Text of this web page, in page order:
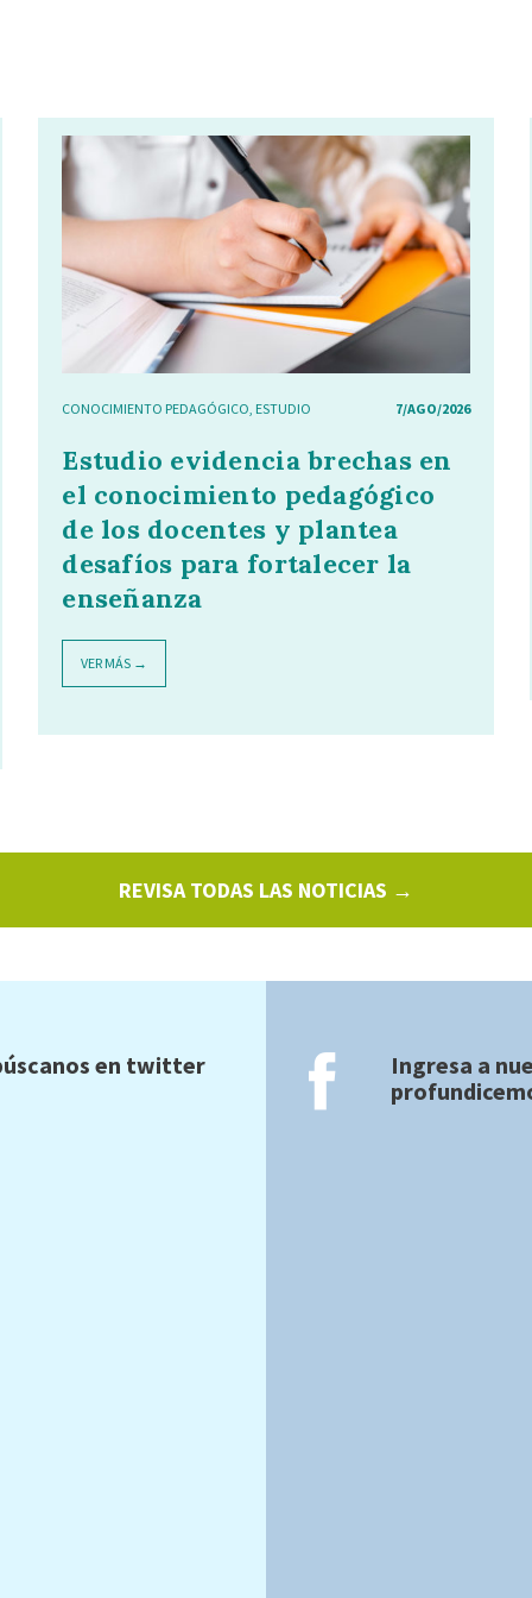
CONOCIMIENTO PEDAGÓGICO, ESTUDIO 7/AGO/2026
Estudio evidencia brechas en
el conocimiento pedagógico
de los docentes y plantea
desafíos para fortalecer la
enseñanza
VER MÁS →
REVISA TODAS LAS NOTICIAS →
en twitter
Ingresa a